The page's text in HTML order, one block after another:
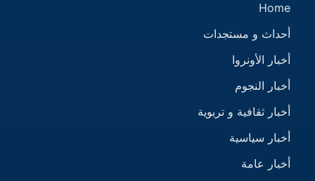
Home
أحداث و مستجدات
أخبار الأونروا
أخبار النجوم
أخبار ثقافية و تربوية
أخبار سياسية
أخبار عامة